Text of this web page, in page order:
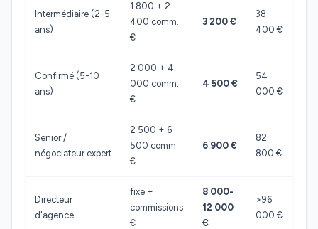
Intermédiaire (2-5
ans)
1 800 + 2
400 comm.
€
3 200 €
38
400 €
Confirmé (5-10
ans)
2 000 + 4
000 comm.
€
4 500 €
54
000 €
Senior /
négociateur expert
2 500 + 6
500 comm.
€
6 900 €
82
800 €
Directeur
d'agence
fixe +
commissions
€
8 000-
12 000
€
>96
000 €